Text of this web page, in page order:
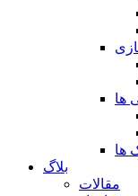
ها
ها
بلاگ
مقالات